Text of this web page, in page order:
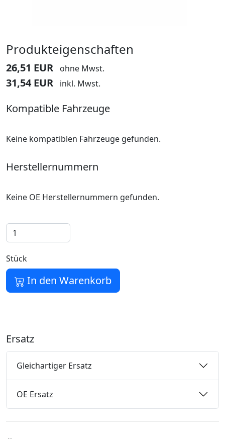
Produkteigenschaften
26,51 EUR ohne Mwst.
31,54 EUR inkl. Mwst.
Kompatible Fahrzeuge
Keine kompatiblen Fahrzeuge gefunden.
Herstellernummern
Keine OE Herstellernummern gefunden.
Stück
In den Warenkorb
Ersatz
Gleichartiger Ersatz
OE Ersatz